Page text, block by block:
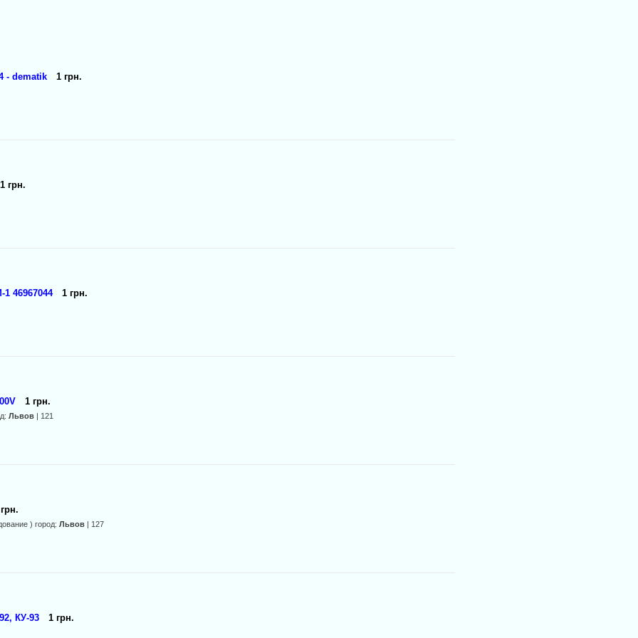
- dematik 1 грн.
1 грн.
1 46967044 1 грн.
1 грн.
Львов | 121
) город:Львов | 127
КУ-93 1 грн.